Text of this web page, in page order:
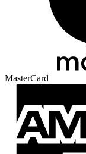
MasterCard